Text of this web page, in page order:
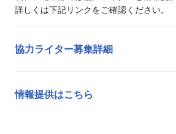
詳しくは下記リンクをご確認ください。
協力ライター募集詳細
情報提供はこちら